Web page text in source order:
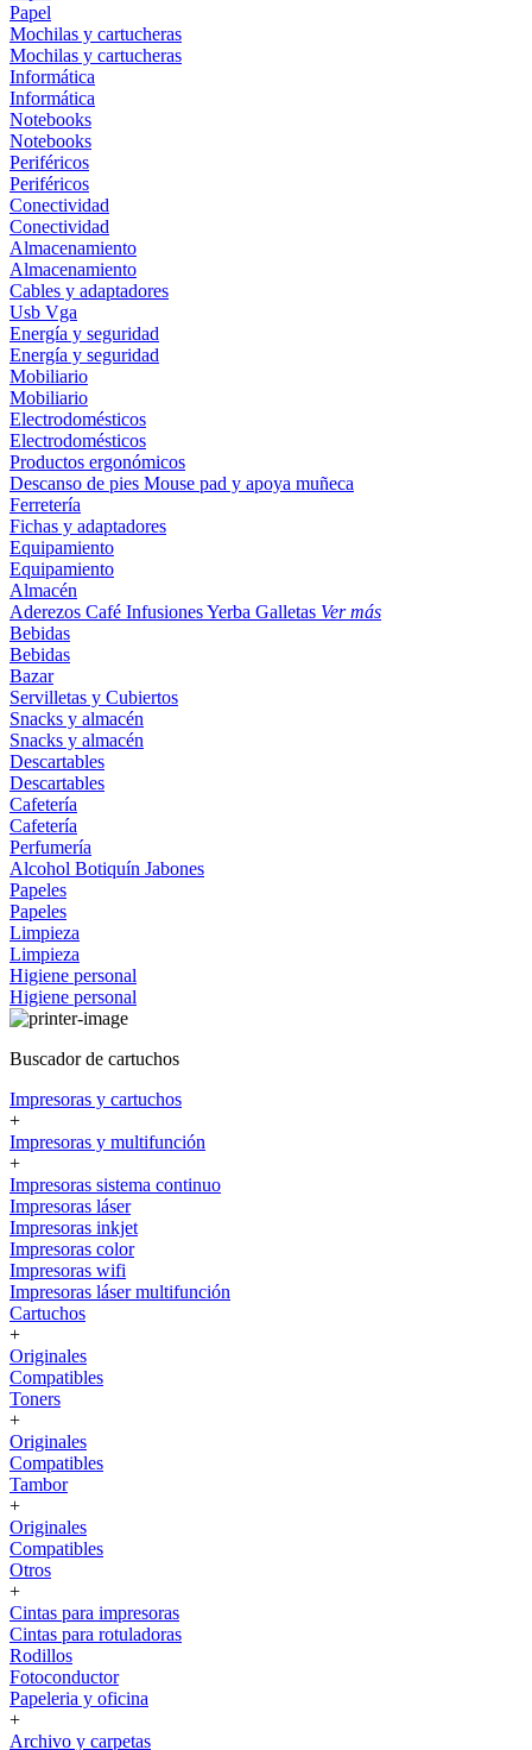
Papel
Mochilas y cartucheras
Mochilas y cartucheras
Informática
Informática
Notebooks
Notebooks
Periféricos
Periféricos
Conectividad
Conectividad
Almacenamiento
Almacenamiento
Cables y adaptadores
Usb Vga
Energía y seguridad
Energía y seguridad
Mobiliario
Mobiliario
Electrodomésticos
Electrodomésticos
Productos ergonómicos
Descanso de pies Mouse pad y apoya muñeca
Ferretería
Fichas y adaptadores
Equipamiento
Equipamiento
Almacén
Aderezos Café InfusionesYerba Galletas Ver más
Bebidas
Bebidas
Bazar
Servilletas y Cubiertos
Snacks y almacén
Snacks y almacén
Descartables
Descartables
Cafetería
Cafetería
Perfumería
Alcohol Botiquín Jabones
Papeles
Papeles
Limpieza
Limpieza
Higiene personal
Higiene personal
Buscador de cartuchos
Impresoras y cartuchos
+
Impresoras y multifunción
+
Impresoras sistema continuo
Impresoras láser
Impresoras inkjet
Impresoras color
Impresoras wifi
Impresoras láser multifunción
Cartuchos
+
Originales
Compatibles
Toners
+
Originales
Compatibles
Tambor
+
Originales
Compatibles
Otros
+
Cintas para impresoras
Cintas para rotuladoras
Rodillos
Fotoconductor
Papeleria y oficina
+
Archivo y carpetas